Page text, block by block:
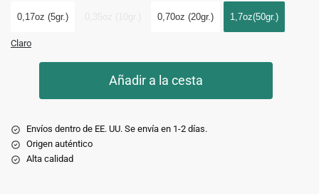
0,17oz (5gr.) 0,70oz (20gr.) 1,7oz(50gr.)
Claro
Añadir a la cesta
Envíos dentro de EE. UU. Se envía en 1-2 días.
Origen auténtico
Alta calidad